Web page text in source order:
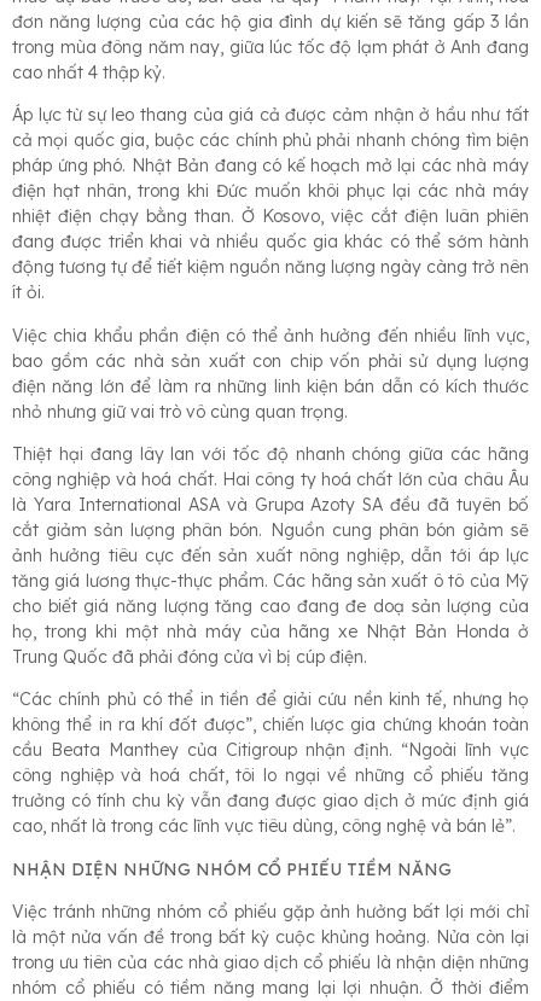
đơn năng lượng của các hộ gia đình dự kiến sẽ tăng gấp 3 lần
trong mùa đông năm nay, giữa lúc tốc độ lạm phát ở Anh đang
cao nhất 4 thập kỷ.
Áp lực từ sự leo thang của giá cả được cảm nhận ở hầu như tất
cả mọi quốc gia, buộc các chính phủ phải nhanh chóng tìm biện
pháp ứng phó. Nhật Bản đang có kế hoạch mở lại các nhà máy
điện hạt nhân, trong khi Đức muốn khôi phục lại các nhà máy
nhiệt điện chạy bằng than. Ở Kosovo, việc cắt điện luân phiên
đang được triển khai và nhiều quốc gia khác có thể sớm hành
động tương tự để tiết kiệm nguồn năng lượng ngày càng trở nên
ít ỏi.
Việc chia khẩu phần điện có thể ảnh hưởng đến nhiều lĩnh vực,
bao gồm các nhà sản xuất con chip vốn phải sử dụng lượng
điện năng lớn để làm ra những linh kiện bán dẫn có kích thước
nhỏ nhưng giữ vai trò vô cùng quan trọng.
Thiệt hại đang lây lan với tốc độ nhanh chóng giữa các hãng
công nghiệp và hoá chất. Hai công ty hoá chất lớn của châu Âu
là Yara International ASA và Grupa Azoty SA đều đã tuyên bố
cắt giảm sản lượng phân bón. Nguồn cung phân bón giảm sẽ
ảnh hưởng tiêu cực đến sản xuất nông nghiệp, dẫn tới áp lực
tăng giá lương thực-thực phẩm. Các hãng sản xuất ô tô của Mỹ
cho biết giá năng lượng tăng cao đang đe doạ sản lượng của
họ, trong khi một nhà máy của hãng xe Nhật Bản Honda ở
Trung Quốc đã phải đóng cửa vì bị cúp điện.
“Các chính phủ có thể in tiền để giải cứu nền kinh tế, nhưng họ
không thể in ra khí đốt được”, chiến lược gia chứng khoán toàn
cầu Beata Manthey của Citigroup nhận định. “Ngoài lĩnh vực
công nghiệp và hoá chất, tôi lo ngại về những cổ phiếu tăng
trưởng có tính chu kỳ vẫn đang được giao dịch ở mức định giá
cao, nhất là trong các lĩnh vực tiêu dùng, công nghệ và bán lẻ”.
NHẬN DIỆN NHỮNG NHÓM CỔ PHIẾU TIỀM NĂNG
Việc tránh những nhóm cổ phiếu gặp ảnh hưởng bất lợi mới chỉ
là một nửa vấn đề trong bất kỳ cuộc khủng hoảng. Nửa còn lại
trong ưu tiên của các nhà giao dịch cổ phiếu là nhận diện những
nhóm cổ phiếu có tiềm năng mang lại lợi nhuận. Ở thời điểm